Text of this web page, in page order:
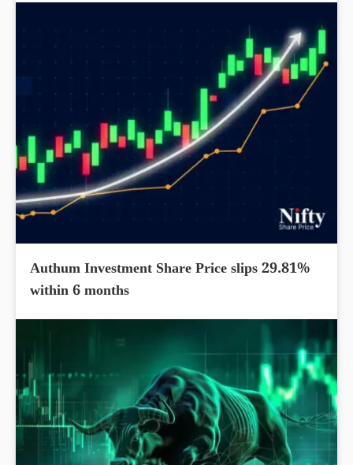
Authum Investment Share Price slips 29.81%
within 6 months